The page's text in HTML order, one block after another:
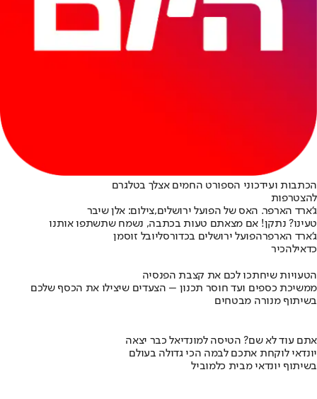
הכתבות ועידכוני הספורט החמים אצלך בטלגרם
להצטרפות
ג'ארד הארפר. האס של הפועל ירושלים,צילום: אלן שיבר
טעינו? נתקן! אם מצאתם טעות בכתבה, נשמח שתשתפו אותנו
ג'ארד הארפרהפועל ירושלים בכדורסליובל זוסמן
כדאילהכיר
הטעויות שיחתכו לכם את קצבת הפנסיה
ממשיכת כספים ועד חוסר תכנון – הצעדים שיצילו את הכסף שלכם
בשיתוף מנורה מבטחים
אתם עוד לא שם? הטיסה למונדיאל כבר יצאה
יונדאי לוקחת אתכם לבמה הכי גדולה בעולם
בשיתוף יונדאי מבית כלמוביל